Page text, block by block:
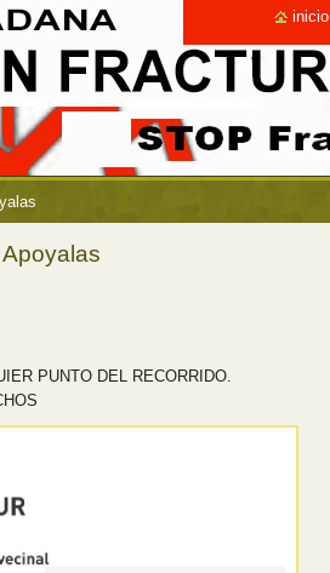
PUNTO DEL RECORRIDO.
inicio